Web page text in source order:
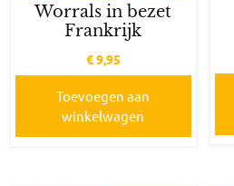
Worrals in bezet
Frankrijk
€9,95
Toevoegen aan
winkelwagen